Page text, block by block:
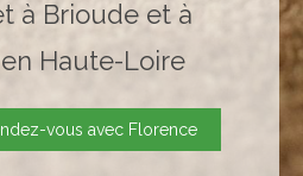
à Brioude et à
Haute-Loire
vous avec Florence